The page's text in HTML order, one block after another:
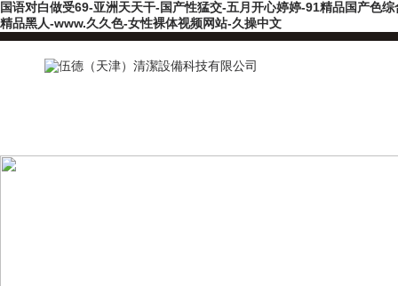
国语对白做受69-亚洲天天干-国产性猛交-五月开心婷婷-91精品国产色
精品黑人-www.久久色-女性裸体视频网站-久操中文